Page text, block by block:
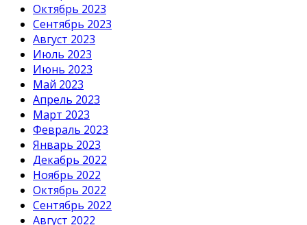
Октябрь 2023
Сентябрь 2023
Август 2023
Июль 2023
Июнь 2023
Май 2023
Апрель 2023
Март 2023
Февраль 2023
Январь 2023
Декабрь 2022
Ноябрь 2022
Октябрь 2022
Сентябрь 2022
Август 2022